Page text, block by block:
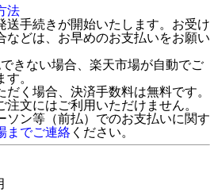
法
送手続きが開始いたします。お受け
などは、お早めのお支払いをお願い
きない場合、楽天市場が自動でご
。
く場合、決済手数料は無料です。
文にはご利用いただけません。
ン等（前払）でのお支払いに関す
までご連絡 ください。